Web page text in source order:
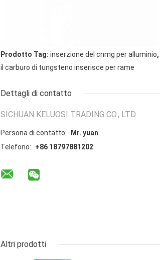
Prodotto Tag: inserzione del cnmg per alluminio,
il carburo di tungsteno inserisce per rame
Dettagli di contatto
SICHUAN KELUOSI TRADING CO., LTD
Persona di contatto:
Mr. yuan
Telefono:
+86 18797881202
Altri prodotti